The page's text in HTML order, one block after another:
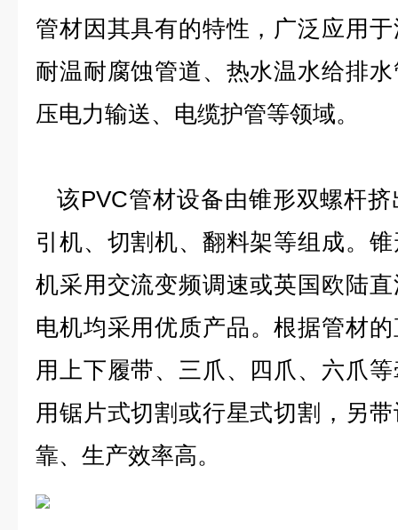
管材因其具有的特性，广泛应用
耐温耐腐蚀管道、热水温水给排
压电力输送、电缆护管等领域。
该PVC管材设备由锥形双螺杆
引机、切割机、翻料架等组成。
机采用交流变频调速或英国欧陆
电机均采用优质产品。根据管材
用上下履带、三爪、四爪、六爪
用锯片式切割或行星式切割，另
靠、生产效率高。